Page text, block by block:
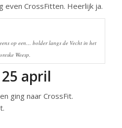
even CrossFitten. Heerlijk ja.
op een… bolder langs de Vecht in het
Weesp.
april
ging naar CrossFit.